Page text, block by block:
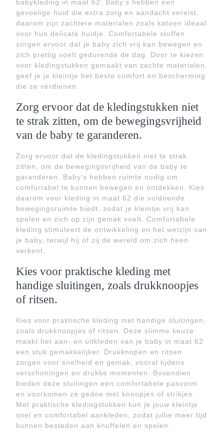
babykleding in maat 62. Baby’s hebben een
gevoelige huid die extra zorg en aandacht vereist,
daarom zijn zachtere materialen zoals katoen ideaal
voor hun delicate huidje. Comfortabele stoffen
zorgen ervoor dat je baby zich vrij kan bewegen en
zich prettig voelt gedurende de dag. Door te kiezen
voor kledingstukken gemaakt van zachte materialen,
geef je je kleintje het beste comfort en bescherming
die ze verdienen.
Zorg ervoor dat de kledingstukken niet
te strak zitten, om de bewegingsvrijheid
van de baby te garanderen.
Zorg ervoor dat de kledingstukken niet te strak
zitten, om de bewegingsvrijheid van de baby te
garanderen. Baby’s hebben ruimte nodig om
comfortabel te kunnen bewegen en ontdekken. Kies
daarom voor kleding in maat 62 die voldoende
bewegingsruimte biedt, zodat je kleintje vrij kan
spelen en zich op zijn gemak voelt. Comfortabele
kleding stimuleert de ontwikkeling en het welzijn van
je baby, terwijl hij of zij de wereld om zich heen
verkent.
Kies voor praktische kleding met
handige sluitingen, zoals drukknoopjes
of ritsen.
Kies voor praktische kleding met handige sluitingen,
zoals drukknoopjes of ritsen. Deze slimme keuze
maakt het aan- en uitkleden van je baby in maat 62
een stuk gemakkelijker. Drukknopen en ritsen
zorgen voor snelheid en gemak, vooral tijdens
verschoningen en drukke momenten. Bovendien
bieden deze sluitingen een comfortabele pasvorm
en voorkomen ze gedoe met knoopjes of strikjes.
Met praktische kledingstukken kun je jouw kleintje
snel en comfortabel aankleden, zodat jullie meer tijd
kunnen besteden aan knuffelen en spelen.